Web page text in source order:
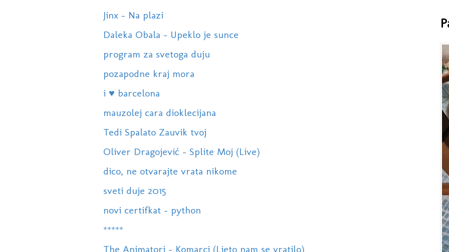
Jinx - Na plazi
Daleka Obala - Upeklo je sunce
program za svetoga duju
pozapodne kraj mora
i ♥ barcelona
mauzolej cara dioklecijana
Tedi Spalato Zauvik tvoj
Oliver Dragojević - Splite Moj (Live)
dico, ne otvarajte vrata nikome
sveti duje 2015
novi certifkat - python
*****
The Animatori - Komarci (Ljeto nam se vratilo)